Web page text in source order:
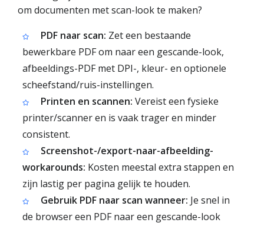
om documenten met scan-look te maken?
PDF naar scan: Zet een bestaande
bewerkbare PDF om naar een gescande-look,
afbeeldings-PDF met DPI-, kleur- en optionele
scheefstand/ruis-instellingen.
Printen en scannen: Vereist een fysieke
printer/scanner en is vaak trager en minder
consistent.
Screenshot-/export-naar-afbeelding-
workarounds: Kosten meestal extra stappen en
zijn lastig per pagina gelijk te houden.
Gebruik PDF naar scan wanneer: Je snel in
de browser een PDF naar een gescande-look